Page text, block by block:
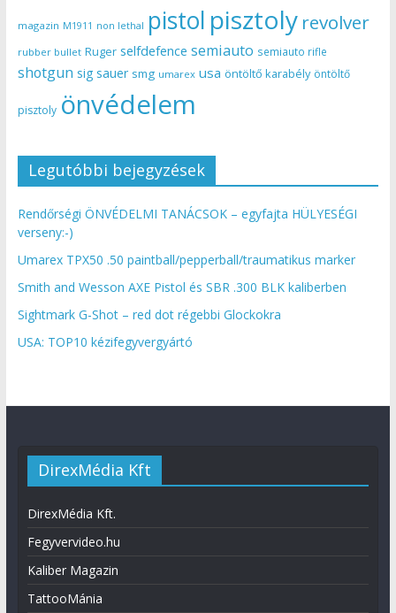
magazin M1911 non lethal pistol pisztoly revolver
rubber bullet Ruger selfdefence semiauto semiauto rifle
shotgun sig sauer smg umarex usa öntöltő karabély öntöltő
pisztoly önvédelem
Legutóbbi bejegyzések
Rendőrségi ÖNVÉDELMI TANÁCSOK – egyfajta HÜLYESÉGI
verseny:-)
Umarex TPX50 .50 paintball/pepperball/traumatikus marker
Smith and Wesson AXE Pistol és SBR .300 BLK kaliberben
Sightmark G-Shot – red dot régebbi Glockokra
USA: TOP10 kézifegyvergyártó
DirexMédia Kft
DirexMédia Kft.
Fegyvervideo.hu
Kaliber Magazin
TattooMánia